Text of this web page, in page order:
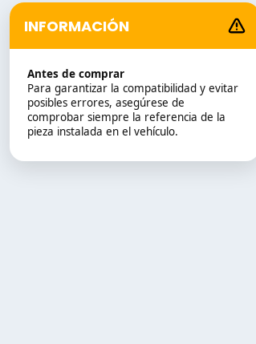
INFORMACIÓN
Antes de comprar
Para garantizar la compatibilidad y evitar
posibles errores, asegúrese de
comprobar siempre la referencia de la
pieza instalada en el vehículo.